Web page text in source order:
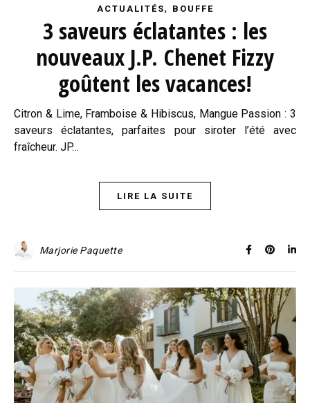
ACTUALITÉS, BOUFFE
3 saveurs éclatantes : les
nouveaux J.P. Chenet Fizzy
goûtent les vacances!
Citron & Lime, Framboise & Hibiscus, Mangue Passion : 3
saveurs éclatantes, parfaites pour siroter l’été avec
fraîcheur. JP…
LIRE LA SUITE
Marjorie Paquette